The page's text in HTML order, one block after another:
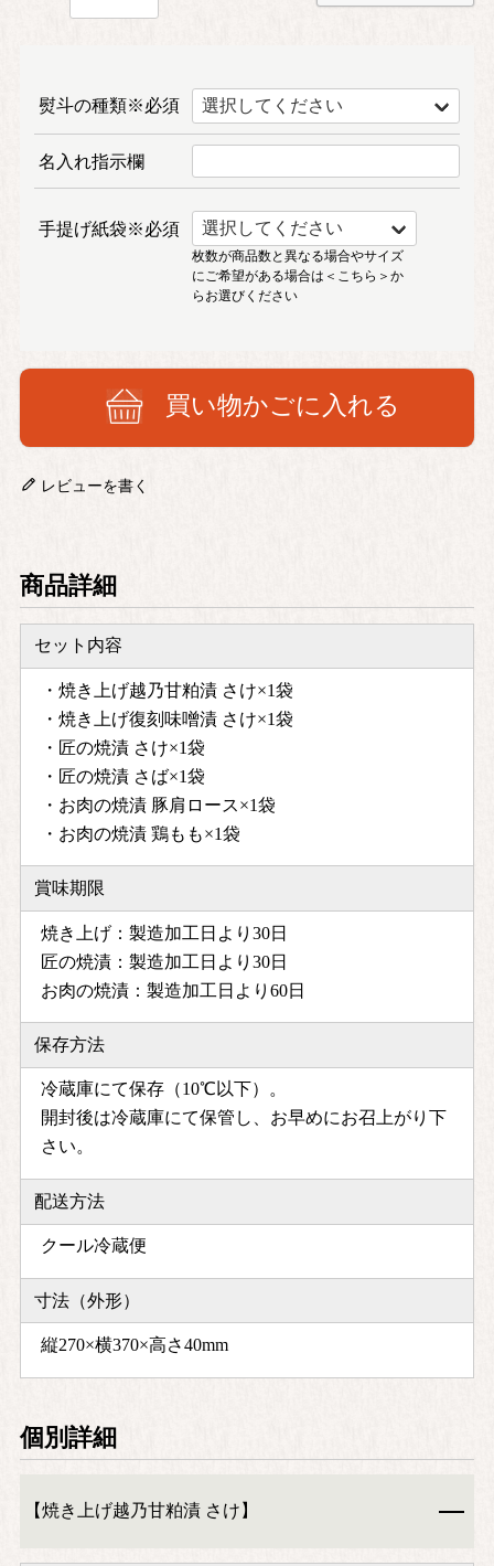
買い物かごに入れる
熨斗の種類※必須
名入れ指示欄
手提げ紙袋※必須
枚数が商品数と異なる場合やサイズ
にご希望がある場合は ＜こちら＞か
らお選びください
レビューを書く
商品詳細
セット内容
・焼き上げ越乃甘粕漬 さけ×1袋
・焼き上げ復刻味噌漬 さけ×1袋
・匠の焼漬 さけ×1袋
・匠の焼漬 さば×1袋
・お肉の焼漬 豚肩ロース×1袋
・お肉の焼漬 鶏もも×1袋
賞味期限
焼き上げ：製造加工日より30日
匠の焼漬：製造加工日より30日
お肉の焼漬：製造加工日より60日
保存方法
冷蔵庫にて保存（10℃以下）。
開封後は冷蔵庫にて保管し、お早めにお召上がり下
さい。
配送方法
クール冷蔵便
寸法（外形）
縦270×横370×高さ40mm
個別詳細
【焼き上げ越乃甘粕漬 さけ】